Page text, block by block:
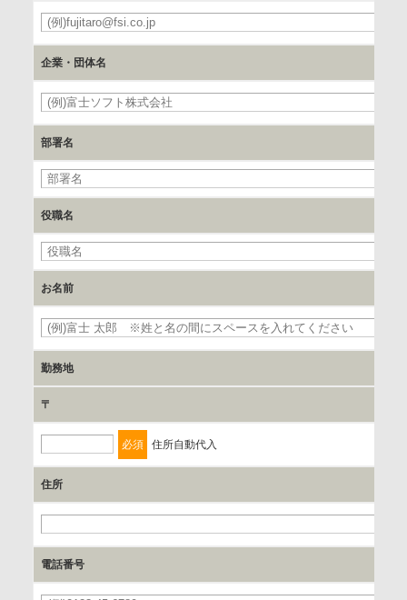
c.第三者への提供の手段または手法
d.提供先および管理者
当社とイベント/セミナーを共同で開催する企業/団体
e.個人情報取り扱いに関する契約
を行います。
なし
利用目的の通知、開示、内容の訂正、追加または削除、利用
の停止、消去および 第三者への提供の停止（「開示等」とい
います。）に応じます。
開示等のご請求は、下記お問い合わせ先窓口へご連絡願いま
す。
情報提供の任意性及び情報を与えなかった場合に本人に生じ
企業・団体名
部署名
役職名
お名前
勤務地
〒
必須 住所自動代入
住所
電話番号